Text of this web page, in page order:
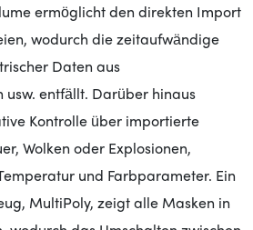
ermöglicht den direkten Import
wodurch die zeitaufwändige
Daten aus
usw. entfällt. Darüber hinaus
Kontrolle über importierte
Wolken oder Explosionen,
und Farbparameter. Ein
MultiPoly, zeigt alle Masken in